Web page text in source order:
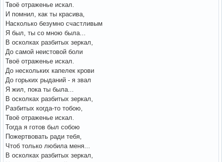
Твоё отраженье искал.
И помнил, как ты красива,
Насколько безумно счастливым
Я был, ты со мною была...
В осколках разбитых зеркал,
До самой неистовой боли
Твоё отраженье искал.
До нескольких капелек крови
До горьких рыданий - я звал
Я жил, пока ты была...
В осколках разбитых зеркал,
Разбитых когда-то тобою,
Твоё отраженье искал.
Тогда я готов был собою
Пожертвовать ради тебя,
Чтоб только любила меня...
В осколках разбитых зеркал,